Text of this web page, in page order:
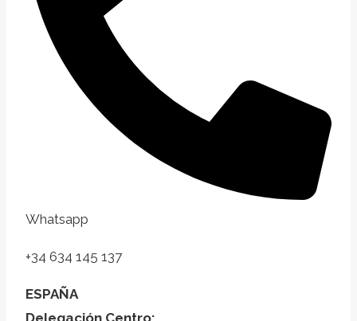
Whatsapp
+34 634 145 137
ESPAÑA
Delegación Centro: